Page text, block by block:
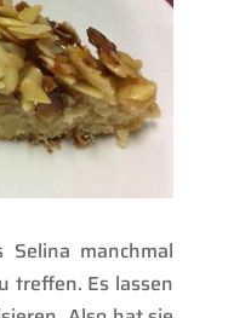
Selina manchmal
treffen. Es lassen